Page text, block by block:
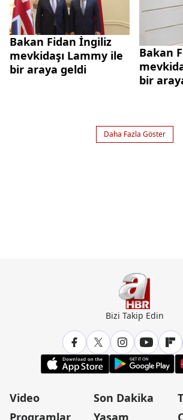
Bakan Fidan İngiliz
mevkidaşı Lammy ile
bir araya geldi
Bakan
bir
Daha Fazla Göster
Bizi Takip Edin
Video
Programlar
Son Dakika
Yaşam